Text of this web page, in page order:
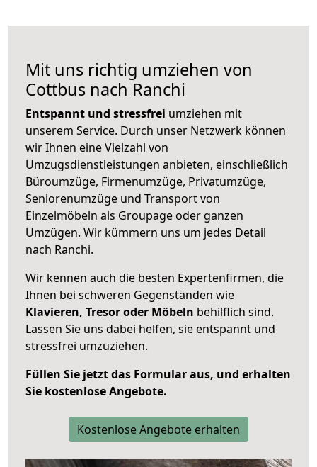
Mit uns richtig umziehen von
Cottbus nach Ranchi
Entspannt und stressfrei umziehen mit
unserem Service. Durch unser Netzwerk können
wir Ihnen eine Vielzahl von
Umzugsdienstleistungen anbieten, einschließlich
Büroumzüge, Firmenumzüge, Privatumzüge,
Seniorenumzüge und Transport von
Einzelmöbeln als Groupage oder ganzen
Umzügen. Wir kümmern uns um jedes Detail
nach Ranchi.
Wir kennen auch die besten Expertenfirmen, die
Ihnen bei schweren Gegenständen wie
Klavieren, Tresor oder Möbeln behilflich sind.
Lassen Sie uns dabei helfen, sie entspannt und
stressfrei umzuziehen.
Füllen Sie jetzt das Formular aus, und erhalten
Sie kostenlose Angebote.
Kostenlose Angebote erhalten